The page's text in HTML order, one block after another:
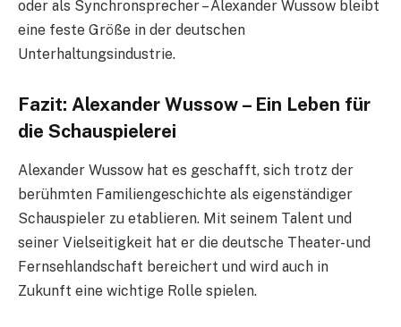
oder als Synchronsprecher – Alexander Wussow bleibt
eine feste Größe in der deutschen
Unterhaltungsindustrie.
Fazit: Alexander Wussow – Ein Leben für
die Schauspielerei
Alexander Wussow hat es geschafft, sich trotz der
berühmten Familiengeschichte als eigenständiger
Schauspieler zu etablieren. Mit seinem Talent und
seiner Vielseitigkeit hat er die deutsche Theater- und
Fernsehlandschaft bereichert und wird auch in
Zukunft eine wichtige Rolle spielen.